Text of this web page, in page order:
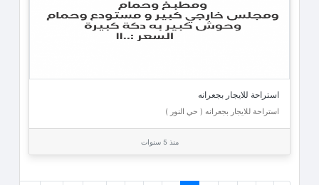
استراحة للايجار بجعرانه
استراحة للايجار بجعرانه ( حي النور )
منذ 5 سنوات